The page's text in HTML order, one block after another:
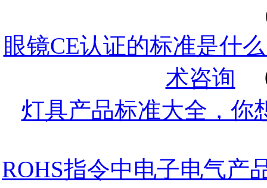
眼镜CE认证的标准是什
术咨询
灯具产品标准大全，你
ROHS指令中电子电气产